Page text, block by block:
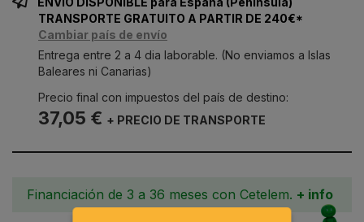
TRANSPORTE GRATUITO A PARTIR DE 240€*
Cambiar país de envío
Entrega entre 2 a 4 dia laborable. (No enviamos a Islas
Baleares ni Canarias)
Precio final con impuestos del país de destino:
37,05 € + PRECIO DE TRANSPORTE
Financiación de 3 a 36 meses con Cetelem. + info